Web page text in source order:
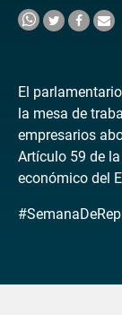
El
la mesa de
empresarios
Artículo 59 de
económico del